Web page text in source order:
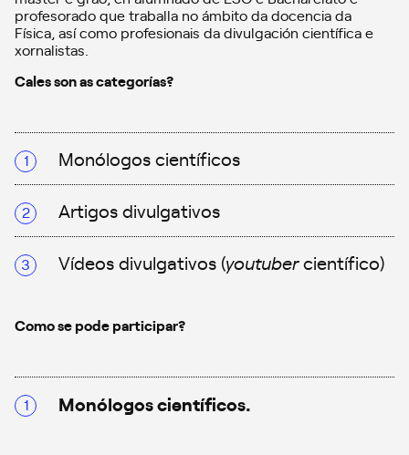
profesorado que traballa no ámbito da docencia da
Física, así como profesionais da divulgación científica e
xornalistas.
Cales son as categorías?
Monólogos científicos
Artigos divulgativos
Vídeos divulgativos (youtubercientífico)
Como se pode participar?
Monólogos científicos.